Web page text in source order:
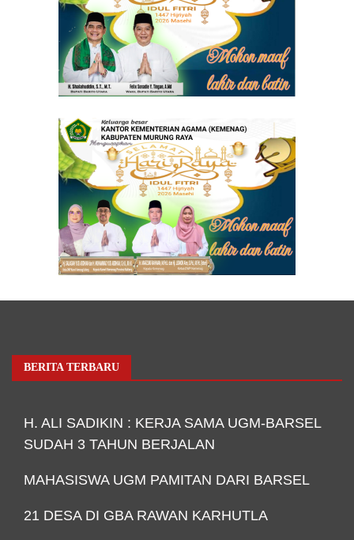
BERITA TERBARU
H. ALI SADIKIN : KERJA SAMA UGM-BARSEL
SUDAH 3 TAHUN BERJALAN
MAHASISWA UGM PAMITAN DARI BARSEL
21 DESA DI GBA RAWAN KARHUTLA